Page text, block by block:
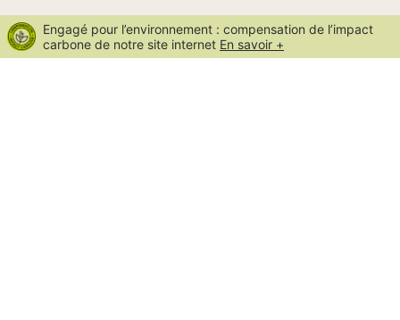
Engagé pour l’environnement : compensation de l’impact
carbone de notre site internet En savoir +